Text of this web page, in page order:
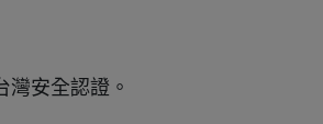
安全認證。